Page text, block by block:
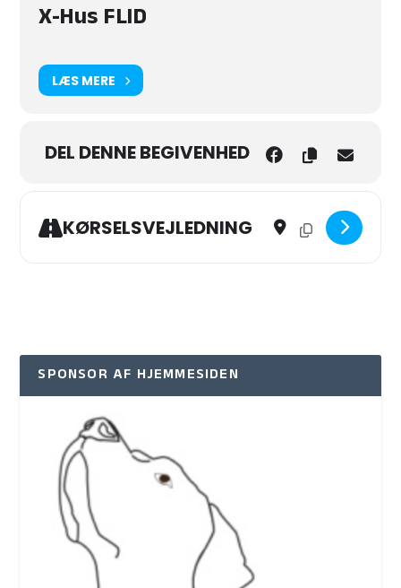
X-Hus FLID
LÆS MERE
DEL DENNE BEGIVENHED
KØRSELSVEJLEDNING Address - Kursus:
Destination
SPONSOR AF HJEMMESIDEN